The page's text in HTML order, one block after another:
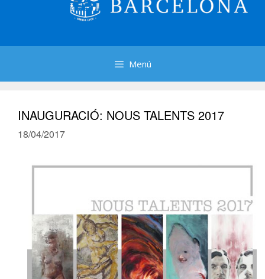
Menú
INAUGURACIÓ: NOUS TALENTS 2017
18/04/2017